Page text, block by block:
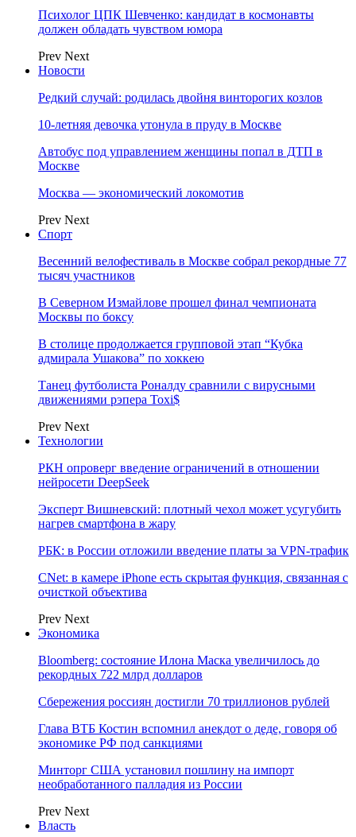
Психолог ЦПК Шевченко: кандидат в космонавты
должен обладать чувством юмора
Prev Next
Новости
Редкий случай: родилась двойня винторогих козлов
10-летняя девочка утонула в пруду в Москве
Автобус под управлением женщины попал в ДТП в
Москве
Москва — экономический локомотив
Prev Next
Спорт
Весенний велофестиваль в Москве собрал рекордные 77
тысяч участников
В Северном Измайлове прошел финал чемпионата
Москвы по боксу
В столице продолжается групповой этап “Кубка
адмирала Ушакова” по хоккею
Танец футболиста Роналду сравнили с вирусными
движениями рэпера Toxi$
Prev Next
Технологии
РКН опроверг введение ограничений в отношении
нейросети DeepSeek
Эксперт Вишневский: плотный чехол может усугубить
нагрев смартфона в жару
РБК: в России отложили введение платы за VPN-трафик
CNet: в камере iPhone есть скрытая функция, связанная с
очисткой объектива
Prev Next
Экономика
Bloomberg: состояние Илона Маска увеличилось до
рекордных 722 млрд долларов
Сбережения россиян достигли 70 триллионов рублей
Глава ВТБ Костин вспомнил анекдот о деде, говоря об
экономике РФ под санкциями
Минторг США установил пошлину на импорт
необработанного палладия из России
Prev Next
Власть